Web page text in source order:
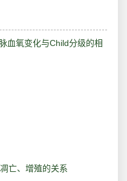
血氧变化与Child分级的相
亡、增殖的关系